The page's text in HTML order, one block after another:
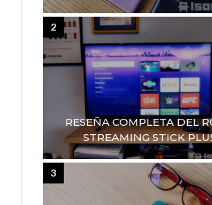
RESEÑA COMPLETA DEL
STREAMING STICK
2
3